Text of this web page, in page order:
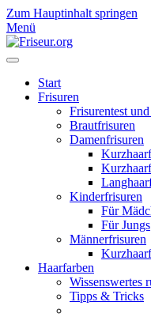
Zum Hauptinhalt springen
Menü
Start
Frisuren
Frisurentest
Brautfrisuren
Damenfrisuren
Kinderfrisuren
Für
Für Jungs
Männerfrisuren
Haarfarben
Wissenswertes
Tipps & Tricks